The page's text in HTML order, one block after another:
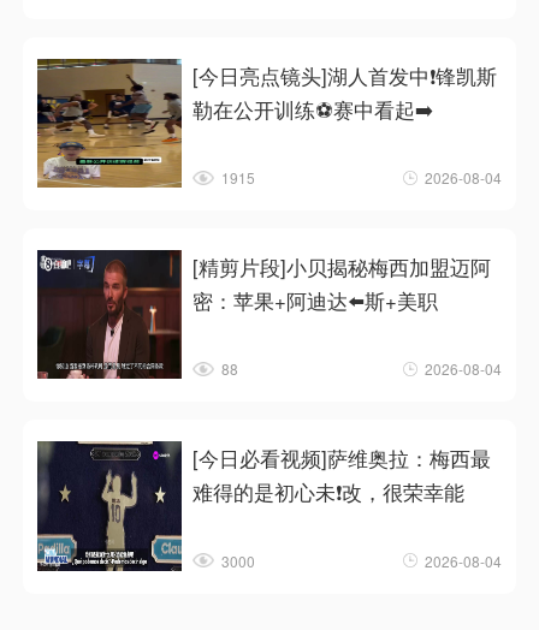
[今日亮点镜头]湖人首发中❗锋凯斯
勒在公开训练⚽赛中看起➡️
1915 2026-08-04
[精剪片段]小贝揭秘梅西加盟迈阿
密：苹果+阿迪达⬅️斯+美职
88 2026-08-04
[今日必看视频]萨维奥拉：梅西最
难得的是初心未❗改，很荣幸能
3000 2026-08-04